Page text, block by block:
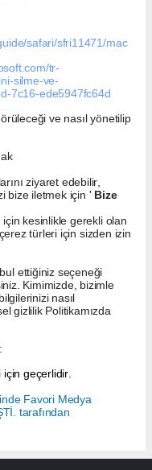
safari/sfri11471/mac
tr-
silme-ve-
7c16-ede5947fc64d
ve nasıl yönetilip
ziyaret edebilir,
bize iletmek için ' Bize
için kesinlikle gerekli olan
türleri için sizden izin
ettiğiniz seçeneği
Kimimizde, bizimle
nasıl
gizlilik Politikamızda
için geçerlidir.
Favori Medya
tarafından